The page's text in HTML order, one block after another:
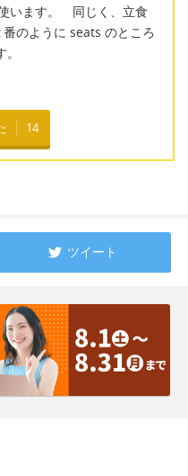
います。 同じく、立食
のように seats のところ
14
ツイート